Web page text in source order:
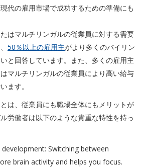
代の雇用市場で成功するための準備にも
はマルチリンガルの従業員に対する需要
50％以上の雇用主がより多くのバイリン
と回答しています。また、多くの雇用主
マルチリンガルの従業員により高い給与
ます。
は、従業員にも職場全体にもメリットが
労働者は以下のような貴重な特性を持っ
development: Switching between
brain activity and helps you focus.